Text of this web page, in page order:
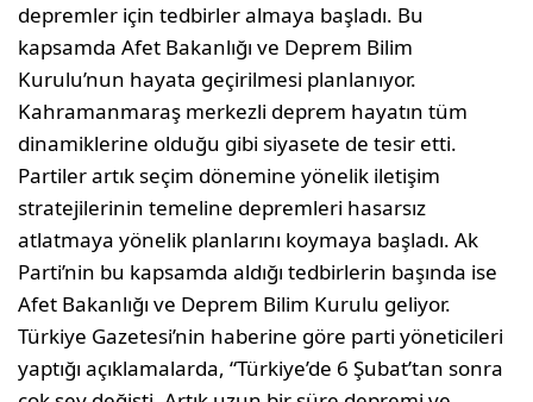
depremler için tedbirler almaya başladı. Bu
kapsamda Afet Bakanlığı ve Deprem Bilim
Kurulu’nun hayata geçirilmesi planlanıyor.
Kahramanmaraş merkezli deprem hayatın tüm
dinamiklerine olduğu gibi siyasete de tesir etti.
Partiler artık seçim dönemine yönelik iletişim
stratejilerinin temeline depremleri hasarsız
atlatmaya yönelik planlarını koymaya başladı. Ak
Parti’nin bu kapsamda aldığı tedbirlerin başında ise
Afet Bakanlığı ve Deprem Bilim Kurulu geliyor.
Türkiye Gazetesi’nin haberine göre parti yöneticileri
yaptığı açıklamalarda, “Türkiye’de 6 Şubat’tan sonra